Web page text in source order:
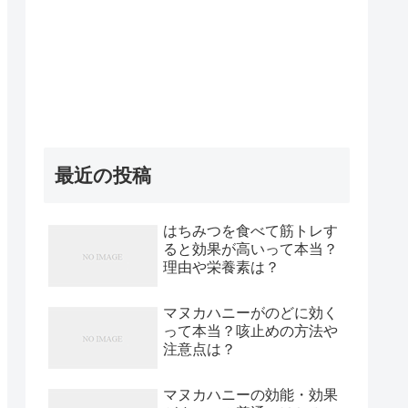
最近の投稿
はちみつを食べて筋トレす
ると効果が高いって本当？
理由や栄養素は？
マヌカハニーがのどに効く
って本当？咳止めの方法や
注意点は？
マヌカハニーの効能・効果